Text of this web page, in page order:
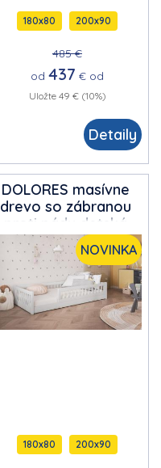
180x80 200x90
485 €
od 437 € od
Uložte 49 € (10%)
Detaily
NOVINKA
DOLORES masívne
drevo so zábranou
proti pádu detská
posteľ
180x80 200x90